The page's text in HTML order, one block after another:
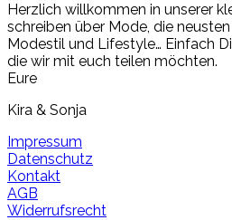
Herzlich willkommen in unserer
schreiben über Mode, die
Modestil und Lifestyle… Einfach
die wir mit euch teilen möchten.
Eure
Kira & Sonja
Impressum
Datenschutz
Kontakt
AGB
Widerrufsrecht